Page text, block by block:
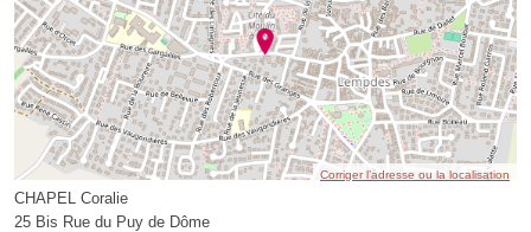
Corriger l’adresse ou la localisation
CHAPEL Coralie
25 Bis Rue du Puy de Dôme